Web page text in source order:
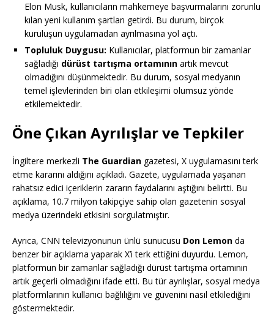
Elon Musk, kullanıcıların mahkemeye başvurmalarını zorunlu
kılan yeni kullanım şartları getirdi. Bu durum, birçok
kuruluşun uygulamadan ayrılmasına yol açtı.
Topluluk Duygusu: Kullanıcılar, platformun bir zamanlar
sağladığı dürüst tartışma ortamının artık mevcut
olmadığını düşünmektedir. Bu durum, sosyal medyanın
temel işlevlerinden biri olan etkileşimi olumsuz yönde
etkilemektedir.
Öne Çıkan Ayrılışlar ve Tepkiler
İngiltere merkezli The Guardian gazetesi, X uygulamasını terk
etme kararını aldığını açıkladı. Gazete, uygulamada yaşanan
rahatsız edici içeriklerin zararın faydalarını aştığını belirtti. Bu
açıklama, 10.7 milyon takipçiye sahip olan gazetenin sosyal
medya üzerindeki etkisini sorgulatmıştır.
Ayrıca, CNN televizyonunun ünlü sunucusu Don Lemon da
benzer bir açıklama yaparak X’i terk ettiğini duyurdu. Lemon,
platformun bir zamanlar sağladığı dürüst tartışma ortamının
artık geçerli olmadığını ifade etti. Bu tür ayrılışlar, sosyal medya
platformlarının kullanıcı bağlılığını ve güvenini nasıl etkilediğini
göstermektedir.